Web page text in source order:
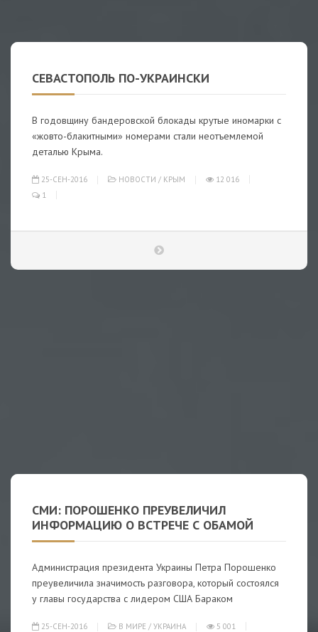
СЕВАСТОПОЛЬ ПО-УКРАИНСКИ
В годовщину бандеровской блокады крутые иномарки с
«жовто-блакитными» номерами стали неотъемлемой
деталью Крыма.
25-СЕН-2016 НОВОСТИ / КРЫМ
12 016
1
СМИ: ПОРОШЕНКО ПРЕУВЕЛИЧИЛ
ИНФОРМАЦИЮ О ВСТРЕЧЕ С ОБАМОЙ
Администрация президента Украины Петра Порошенко
преувеличила значимость разговора, который состоялся
у главы государства с лидером США Бараком
25-СЕН-2016 В МИРЕ / УКРАИНА 5 001